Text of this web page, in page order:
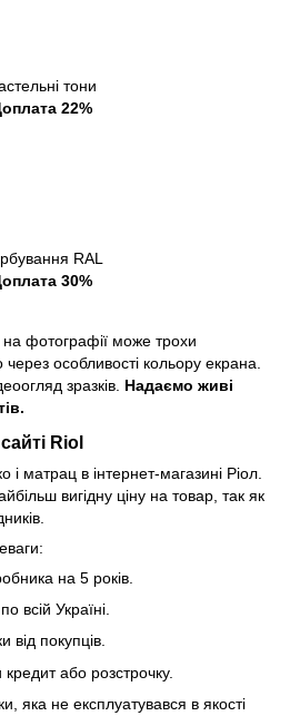
тони
22%
RAL
30%
фотографії може трохи
через особливості кольору екрана.
зразків. Надаємо живі
Riol
і матрац в інтернет-магазині Ріол.
вигідну ціну на товар, так як
на 5 років.
всій Україні.
від покупців.
або розстрочку.
яка не експлуатувався в якості